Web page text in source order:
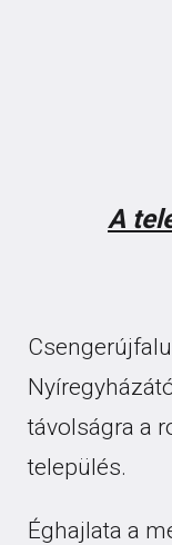
A
távolságra a
település.
Éghajlata a